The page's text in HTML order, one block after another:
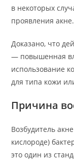
в некоторых
проявления акне.
Доказано, что
— повышенная
использование
для типа кожи
Причина
Возбудитель
кислороде)
это один из